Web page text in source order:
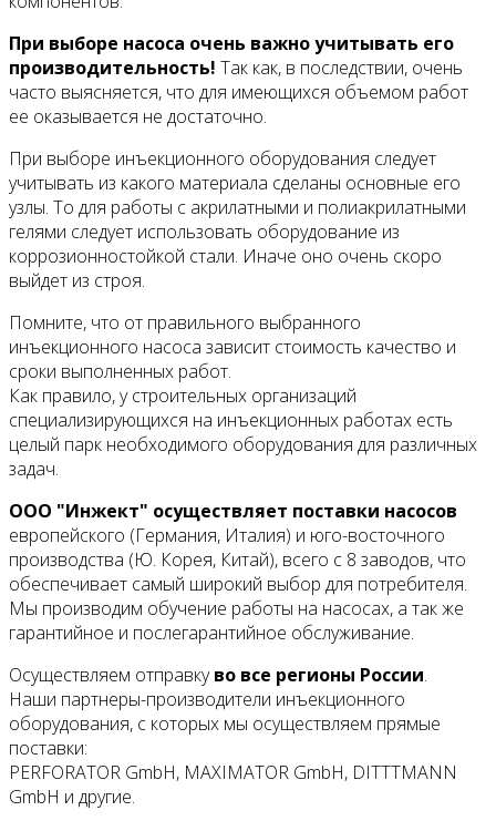
При выборе насоса очень важно учитывать его
производительность! Так как, в последствии, очень
часто выясняется, что для имеющихся объемом работ
ее оказывается не достаточно.
При выборе инъекционного оборудования следует
учитывать из какого материала сделаны основные его
узлы. То для работы с акрилатными и полиакрилатными
гелями следует использовать оборудование из
коррозионностойкой стали. Иначе оно очень скоро
выйдет из строя.
Помните, что от правильного выбранного
инъекционного насоса зависит стоимость качество и
сроки выполненных работ.
Как правило, у строительных организаций
специализирующихся на инъекционных работах есть
целый парк необходимого оборудования для различных
задач.
ООО "Инжект" осуществляет поставки насосов
европейского (Германия, Италия) и юго-восточного
производства (Ю. Корея, Китай), всего с 8 заводов, что
обеспечивает самый широкий выбор для потребителя.
Мы производим обучение работы на насосах, а так же
гарантийное и послегарантийное обслуживание.
Осуществляем отправкуво все регионы России.
Наши партнеры-производители инъекционного
оборудования, с которых мы осуществляем прямые
поставки:
PERFORATOR GmbH, MAXIMATOR GmbH, DITTTMANN
GmbH и другие.